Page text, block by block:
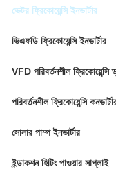
ভেক্টর ফ্রিকোয়েন্সি ইনভার্টার
ভিএফডি ফ্রিকোয়েন্সি ইনভার্টার
VFD পরিবর্তনশীল ফ্রিকোয়েন্সি
পরিবর্তনশীল ফ্রিকোয়েন্সি
সোলার পাম্প ইনভার্টার
ইন্ডাকশন হিটিং পাওয়ার সাপ্লাই